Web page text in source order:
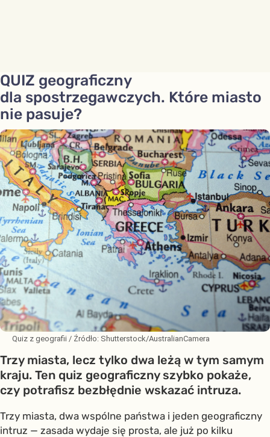
QUIZ geograficzny
dla spostrzegawczych. Które miasto
nie pasuje?
Quiz z geografii / Źródło: Shutterstock/AustralianCamera
Trzy miasta, lecz tylko dwa leżą w tym samym
kraju. Ten quiz geograficzny szybko pokaże,
czy potrafisz bezbłędnie wskazać intruza.
Trzy miasta, dwa wspólne państwa i jeden geograficzny
intruz — zasada wydaje się prosta, ale już po kilku